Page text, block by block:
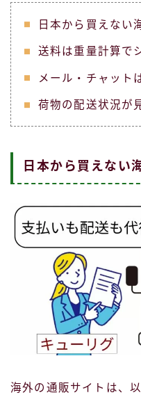
日本から買えない
送料は重量計算で
メール・チャット
荷物の配送状況が
日本から買えない
海外の通販サイトは、